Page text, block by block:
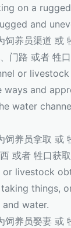
on a
and
饲养员渠道 或
门路 或者 牲口
or livestock
ways and
water
饲养员拿取 或
或者 牲口获取
or livestock
things,
water.
饲养员娶妻 或